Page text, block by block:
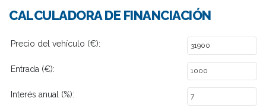
CALCULADORA DE FINANCIACIÓN
Precio del vehículo (€):
Entrada (€):
Interés anual (%):